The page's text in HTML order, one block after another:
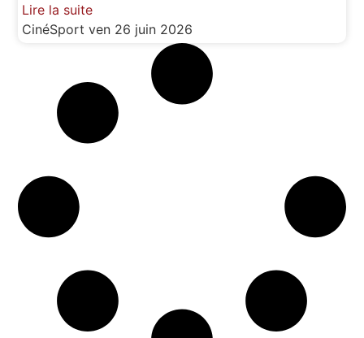
Lire la suite
CinéSportven 26 juin 2026